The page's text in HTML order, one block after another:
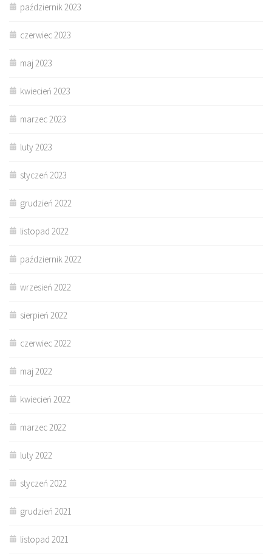
październik 2023
czerwiec 2023
maj 2023
kwiecień 2023
marzec 2023
luty 2023
styczeń 2023
grudzień 2022
listopad 2022
październik 2022
wrzesień 2022
sierpień 2022
czerwiec 2022
maj 2022
kwiecień 2022
marzec 2022
luty 2022
styczeń 2022
grudzień 2021
listopad 2021